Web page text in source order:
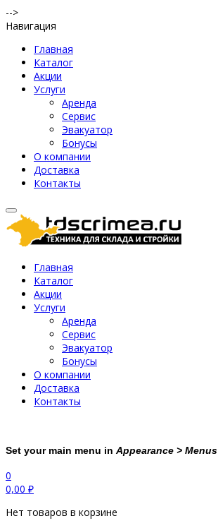
-->
Навигация
Главная
Каталог
Акции
Услуги
Аренда
Сервис
Эвакуатор
Бонусы
О компании
Доставка
Контакты
Главная
Каталог
Акции
Услуги
Аренда
Сервис
Эвакуатор
Бонусы
О компании
Доставка
Контакты
Set your main menu in Appearance > Menus
0
0,00 ₽
Нет товаров в корзине